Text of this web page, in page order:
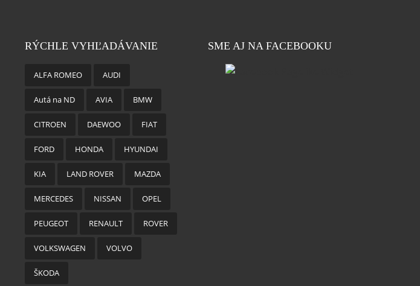
RÝCHLE VYHĽADÁVANIE
ALFA ROMEO AUDI
Autá na ND AVIA BMW
CITROEN DAEWOO FIAT
FORD HONDA HYUNDAI
KIA LAND ROVER MAZDA
MERCEDES NISSAN OPEL
PEUGEOT RENAULT ROVER
VOLKSWAGEN VOLVO
ŠKODA
SME AJ NA FACEBOOKU